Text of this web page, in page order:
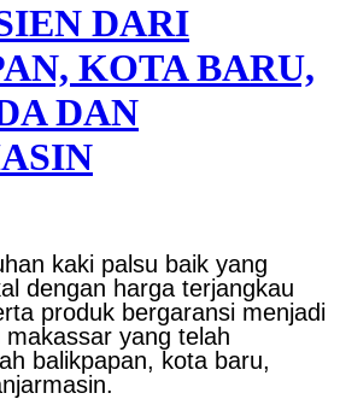
DARI
KOTA BARU,
DAN
kaki palsu baik yang
dengan harga terjangkau
produk bergaransi menjadi
yang telah
balikpapan, kota baru,